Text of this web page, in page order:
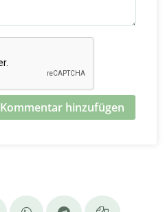
Kommentar hinzufügen